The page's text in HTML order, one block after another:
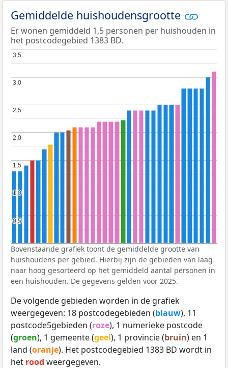
Gemiddelde huishoudensgrootte
Er wonen gemiddeld 1,5 personen per huishouden in
het postcodegebied 1383 BD.
0,5
0,5
1,0
1,0
1,5
1,5
2,0
2,0
2,5
2,5
3,0
3,0
3,5
3,5
Bovenstaande grafiek toont de gemiddelde grootte van
huishoudens per gebied. Hierbij zijn de gebieden van laag
naar hoog gesorteerd op het gemiddeld aantal personen in
een huishouden. De gegevens gelden voor 2025.
De volgende gebieden worden in de grafiek
weergegeven: 18 postcodegebieden (blauw), 11
postcode5gebieden (roze), 1 numerieke postcode
(groen), 1 gemeente (geel), 1 provincie (bruin) en 1
land (oranje). Het postcodegebied 1383 BD wordt in
het rood weergegeven.